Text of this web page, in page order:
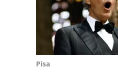
Pisa